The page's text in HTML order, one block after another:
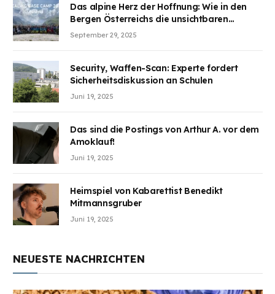
Das alpine Herz der Hoffnung: Wie in den
Bergen Österreichs die unsichtbaren
Wunden des Kriegesheilen
September 29, 2025
Security, Waffen-Scan: Experte fordert
Sicherheitsdiskussion an Schulen
Juni 19, 2025
Das sind die Postings von Arthur A. vor dem
Amoklauf!
Juni 19, 2025
Heimspiel von Kabarettist Benedikt
Mitmannsgruber
Juni 19, 2025
NEUESTE NACHRICHTEN